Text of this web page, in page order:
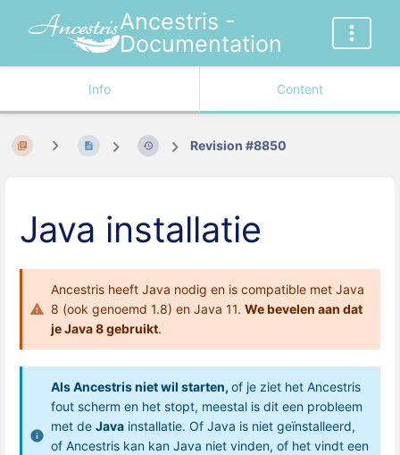
Ancestris -
Documentation
Info Content
Revision #8850
Java installatie
Ancestris heeft Java nodig en is compatible met Java
8 (ook genoemd 1.8) en Java 11. We bevelen aan dat
je Java 8 gebruikt.
Als Ancestris niet wil starten, of je ziet het Ancestris
fout scherm en het stopt, meestal is dit een probleem
met de Java installatie. Of Java is niet geïnstalleerd,
of Ancestris kan kan Java niet vinden, of het vindt een